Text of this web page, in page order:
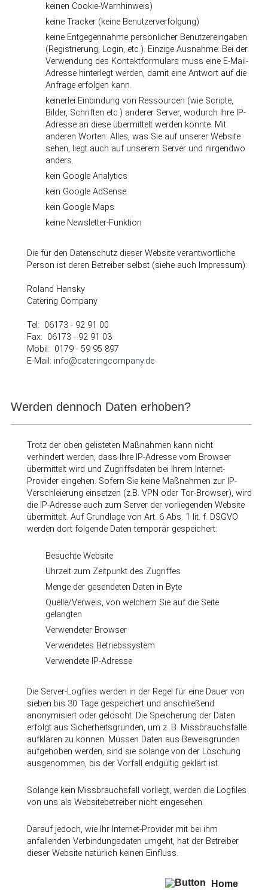
keinen Cookie-Warnhinweis)
keine Tracker (keine Benutzerverfolgung)
keine Entgegennahme persönlicher Benutzereingaben
(Registrierung, Login, etc.). Einzige Ausnahme: Bei der
Verwendung des Kontaktformulars muss eine E-Mail-
Adresse hinterlegt werden, damit eine Antwort auf die
Anfrage erfolgen kann.
keinerlei Einbindung von Ressourcen (wie Scripte,
Bilder, Schriften etc.) anderer Server, wodurch Ihre IP-
Adresse an diese übermittelt werden könnte. Mit
anderen Worten: Alles, was Sie auf unserer Website
sehen, liegt auch auf unserem Server und nirgendwo
anders.
kein Google Analytics
kein Google AdSense
kein Google Maps
keine Newsletter-Funktion
Die für den Datenschutz dieser Website verantwortliche
Person ist deren Betreiber selbst (siehe auch Impressum):
Roland Hansky
Catering Company
Tel: 06173 - 92 91 00
Fax: 06173 - 92 91 03
Mobil: 0179 - 59 95 897
E-Mail: info@cateringcompany.de
Werden dennoch Daten erhoben?
Trotz der oben gelisteten Maßnahmen kann nicht
verhindert werden, dass Ihre IP-Adresse vom Browser
übermittelt wird und Zugriffsdaten bei Ihrem Internet-
Provider eingehen. Sofern Sie keine Maßnahmen zur IP-
Verschleierung einsetzen (z.B. VPN oder Tor-Browser), wird
die IP-Adresse auch zum Server der vorliegenden Website
übermittelt. Auf Grundlage von Art. 6 Abs. 1 lit. f. DSGVO
werden dort folgende Daten temporär gespeichert:
Besuchte Website
Uhrzeit zum Zeitpunkt des Zugriffes
Menge der gesendeten Daten in Byte
Quelle/Verweis, von welchem Sie auf die Seite
gelangten
Verwendeter Browser
Verwendetes Betriebssystem
Verwendete IP-Adresse
Die Server-Logfiles werden in der Regel für eine Dauer von
sieben bis 30 Tage gespeichert und anschließend
anonymisiert oder gelöscht. Die Speicherung der Daten
erfolgt aus Sicherheitsgründen, um z. B. Missbrauchsfälle
aufklären zu können. Müssen Daten aus Beweisgründen
aufgehoben werden, sind sie solange von der Löschung
ausgenommen, bis der Vorfall endgültig geklärt ist.
Solange kein Missbrauchsfall vorliegt, werden die Logfiles
von uns als Websitebetreiber nicht eingesehen.
Darauf jedoch, wie Ihr Internet-Provider mit bei ihm
anfallenden Verbindungsdaten umgeht, hat der Betreiber
dieser Website natürlich keinen Einfluss.
Home